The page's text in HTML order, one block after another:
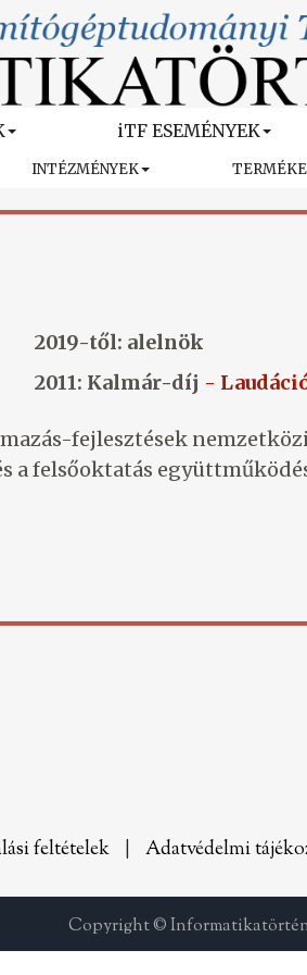
iTF ESEMÉNYEK
INTÉZMÉNYEK
2019-től: alelnök
2011: Kalmár-díj -
fejlesztések
a felsőoktatás
feltételek Adatvédelmi
Copyright ©